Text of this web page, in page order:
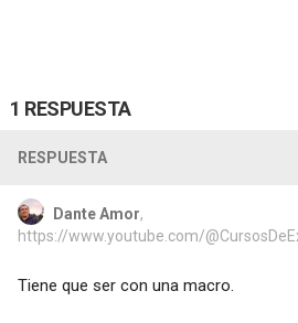
1 RESPUESTA
RESPUESTA
Dante Amor,
https://www.youtube.com/
Tiene que ser con una macro.